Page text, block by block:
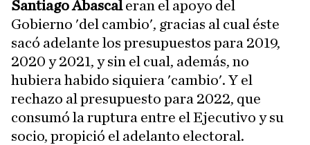
Santiago Abascaleran el apoyo del
Gobierno 'del cambio', gracias al cual éste
sacó adelante los presupuestos para 2019,
2020 y 2021, y sin el cual, además, no
hubiera habido siquiera 'cambio'. Y el
rechazo al presupuesto para 2022, que
consumó la ruptura entre el Ejecutivo y su
socio, propició el adelanto electoral.